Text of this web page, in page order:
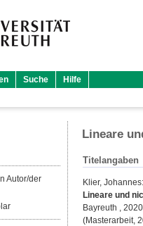
Suche Hilfe
Autor/der
Lineare
Titelangaben
Klier, Johannes:
Lineare und
Bayreuth , 2020
(Masterarbeit,